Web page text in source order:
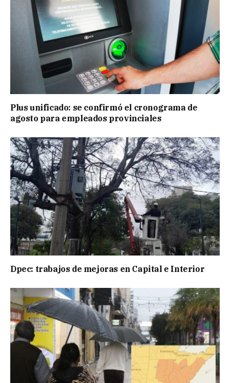
Plus unificado: se confirmó el cronograma de
agosto para empleados provinciales
Dpec: trabajos de mejoras en Capital e Interior